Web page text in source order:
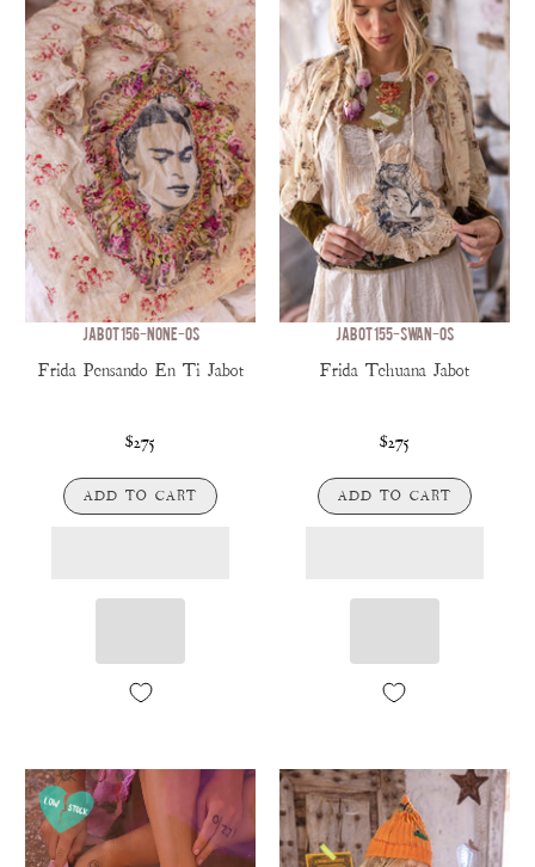
JABOT 156-NONE-OS
Frida Pensando En Ti Jabot
$275
ADD TO CART
JABOT 155-SWAN-OS
Frida Tehuana Jabot
$275
ADD TO CART